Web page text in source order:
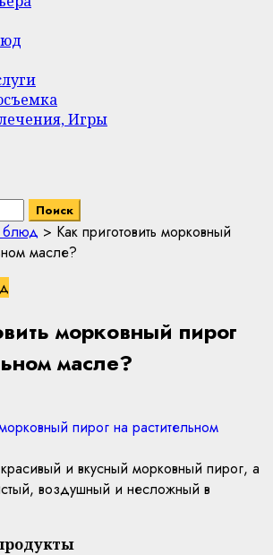
Игры
блюд > Как приготовить морковный
масле?
морковный пирог
масле?
и вкусный морковный пирог, а
воздушный и несложный в